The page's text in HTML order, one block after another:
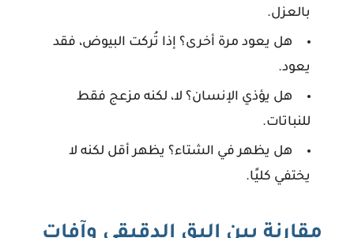
بالعزل.
هل يعود مرة أخرى؟ إذا تُركت البيوض، فقد
يعود.
هل يؤذي الإنسان؟ لا، لكنه مزعج فقط
للنباتات.
هل يظهر في الشتاء؟ يظهر أقل لكنه لا
يختفي كليًا.